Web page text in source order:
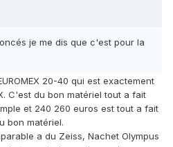
je me dis que c'est pour la
20-40 qui est exactement
C'est du bon matériel tout a fait
et 240 260 euros est tout a fait
bon matériel.
a du Zeiss, Nachet Olympus